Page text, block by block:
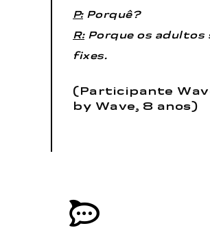
P:Porquê?
R:Porque os adultos
fixes.
(Participante
by Wave, 8 anos)